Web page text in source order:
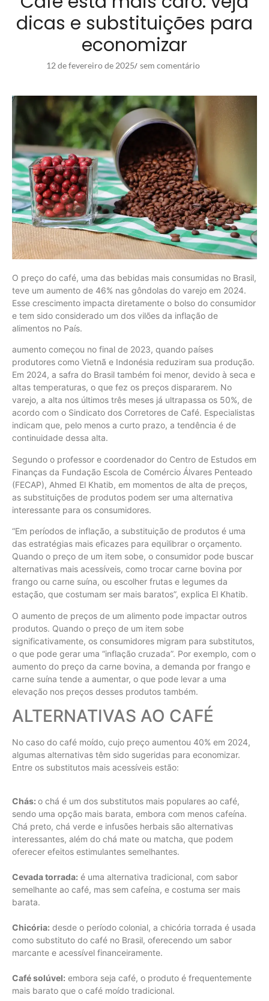
dicas e substituições para
economizar
12 de fevereiro de 2025/ sem comentário
O preço do café, uma das bebidas mais consumidas no Brasil,
teve um aumento de 46% nas gôndolas do varejo em 2024.
Esse crescimento impacta diretamente o bolso do consumidor
e tem sido considerado um dos vilões da inflação de
alimentos no País.
aumento começou no final de 2023, quando países
produtores como Vietnã e Indonésia reduziram sua produção.
Em 2024, a safra do Brasil também foi menor, devido à seca e
altas temperaturas, o que fez os preços dispararem. No
varejo, a alta nos últimos três meses já ultrapassa os 50%, de
acordo com o Sindicato dos Corretores de Café. Especialistas
indicam que, pelo menos a curto prazo, a tendência é de
continuidade dessa alta.
Segundo o professor e coordenador do Centro de Estudos em
Finanças da Fundação Escola de Comércio Álvares Penteado
(FECAP), Ahmed El Khatib, em momentos de alta de preços,
as substituições de produtos podem ser uma alternativa
interessante para os consumidores.
“Em períodos de inflação, a substituição de produtos é uma
das estratégias mais eficazes para equilibrar o orçamento.
Quando o preço de um item sobe, o consumidor pode buscar
alternativas mais acessíveis, como trocar carne bovina por
frango ou carne suína, ou escolher frutas e legumes da
estação, que costumam ser mais baratos”, explica El Khatib.
O aumento de preços de um alimento pode impactar outros
produtos. Quando o preço de um item sobe
significativamente, os consumidores migram para substitutos,
o que pode gerar uma “inflação cruzada”. Por exemplo, com o
aumento do preço da carne bovina, a demanda por frango e
carne suína tende a aumentar, o que pode levar a uma
elevação nos preços desses produtos também.
ALTERNATIVAS AO CAFÉ
No caso do café moído, cujo preço aumentou 40% em 2024,
algumas alternativas têm sido sugeridas para economizar.
Entre os substitutos mais acessíveis estão:
Chás: o chá é um dos substitutos mais populares ao café,
sendo uma opção mais barata, embora com menos cafeína.
Chá preto, chá verde e infusões herbais são alternativas
interessantes, além do chá mate ou matcha, que podem
oferecer efeitos estimulantes semelhantes.
Cevada torrada: é uma alternativa tradicional, com sabor
semelhante ao café, mas sem cafeína, e costuma ser mais
barata.
Chicória: desde o período colonial, a chicória torrada é usada
como substituto do café no Brasil, oferecendo um sabor
marcante e acessível financeiramente.
Café solúvel: embora seja café, o produto é frequentemente
mais barato que o café moído tradicional.